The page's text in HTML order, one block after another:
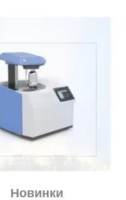
Новинки